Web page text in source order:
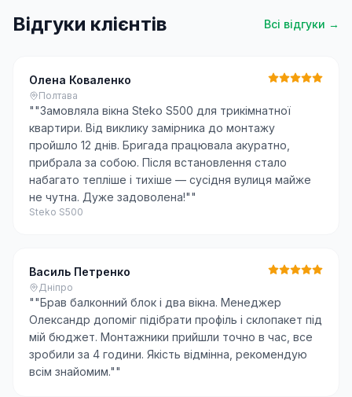
Відгуки клієнтів Всі відгуки →
Олена Коваленко
Полтава
""Замовляла вікна Steko S500 для трикімнатної
квартири. Від виклику замірника до монтажу
пройшло 12 днів. Бригада працювала акуратно,
прибрала за собою. Після встановлення стало
набагато тепліше і тихіше — сусідня вулиця майже
не чутна. Дуже задоволена!""
Steko S500
Василь Петренко
Дніпро
""Брав балконний блок і два вікна. Менеджер
Олександр допоміг підібрати профіль і склопакет під
мій бюджет. Монтажники прийшли точно в час, все
зробили за 4 години. Якість відмінна, рекомендую
всім знайомим.""